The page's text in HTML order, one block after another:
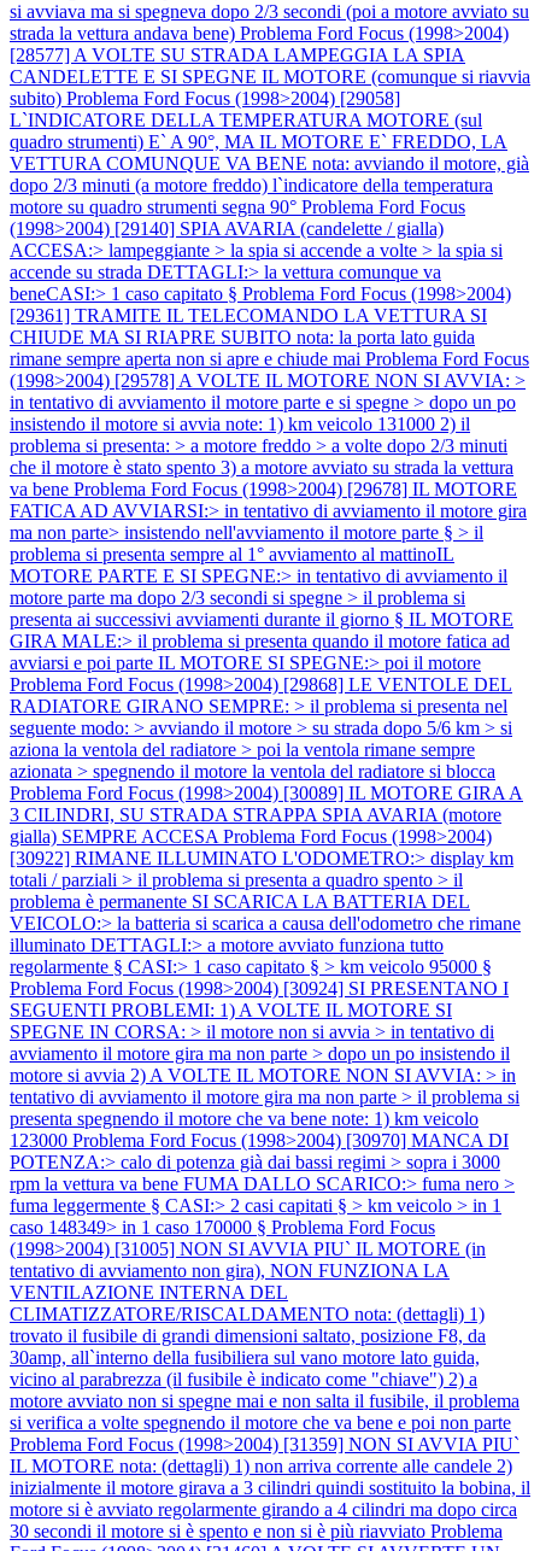
si avviava ma si spegneva dopo 2/3 secondi (poi a motore avviato su
strada la vettura andava bene) Problema Ford Focus (1998>2004)
[28577] A VOLTE SU STRADA LAMPEGGIA LA SPIA
CANDELETTE E SI SPEGNE IL MOTORE (comunque si riavvia
subito) Problema Ford Focus (1998>2004) [29058]
L`INDICATORE DELLA TEMPERATURA MOTORE (sul
quadro strumenti) E` A 90°, MA IL MOTORE E` FREDDO, LA
VETTURA COMUNQUE VA BENE nota: avviando il motore, già
dopo 2/3 minuti (a motore freddo) l`indicatore della temperatura
motore su quadro strumenti segna 90° Problema Ford Focus
(1998>2004) [29140] SPIA AVARIA (candelette / gialla)
ACCESA:> lampeggiante > la spia si accende a volte > la spia si
accende su strada DETTAGLI:> la vettura comunque va
beneCASI:> 1 caso capitato § Problema Ford Focus (1998>2004)
[29361] TRAMITE IL TELECOMANDO LA VETTURA SI
CHIUDE MA SI RIAPRE SUBITO nota: la porta lato guida
rimane sempre aperta non si apre e chiude mai Problema Ford Focus
(1998>2004) [29578] A VOLTE IL MOTORE NON SI AVVIA: >
in tentativo di avviamento il motore parte e si spegne > dopo un po
insistendo il motore si avvia note: 1) km veicolo 131000 2) il
problema si presenta: > a motore freddo > a volte dopo 2/3 minuti
che il motore è stato spento 3) a motore avviato su strada la vettura
va bene Problema Ford Focus (1998>2004) [29678] IL MOTORE
FATICA AD AVVIARSI:> in tentativo di avviamento il motore gira
ma non parte> insistendo nell'avviamento il motore parte § > il
problema si presenta sempre al 1° avviamento al mattinoIL
MOTORE PARTE E SI SPEGNE:> in tentativo di avviamento il
motore parte ma dopo 2/3 secondi si spegne > il problema si
presenta ai successivi avviamenti durante il giorno § IL MOTORE
GIRA MALE:> il problema si presenta quando il motore fatica ad
avviarsi e poi parte IL MOTORE SI SPEGNE:> poi il motore
Problema Ford Focus (1998>2004) [29868] LE VENTOLE DEL
RADIATORE GIRANO SEMPRE: > il problema si presenta nel
seguente modo: > avviando il motore > su strada dopo 5/6 km > si
aziona la ventola del radiatore > poi la ventola rimane sempre
azionata > spegnendo il motore la ventola del radiatore si blocca
Problema Ford Focus (1998>2004) [30089] IL MOTORE GIRA A
3 CILINDRI, SU STRADA STRAPPA SPIA AVARIA (motore
gialla) SEMPRE ACCESA Problema Ford Focus (1998>2004)
[30922] RIMANE ILLUMINATO L'ODOMETRO:> display km
totali / parziali > il problema si presenta a quadro spento > il
problema è permanente SI SCARICA LA BATTERIA DEL
VEICOLO:> la batteria si scarica a causa dell'odometro che rimane
illuminato DETTAGLI:> a motore avviato funziona tutto
regolarmente § CASI:> 1 caso capitato § > km veicolo 95000 §
Problema Ford Focus (1998>2004) [30924] SI PRESENTANO I
SEGUENTI PROBLEMI: 1) A VOLTE IL MOTORE SI
SPEGNE IN CORSA: > il motore non si avvia > in tentativo di
avviamento il motore gira ma non parte > dopo un po insistendo il
motore si avvia 2) A VOLTE IL MOTORE NON SI AVVIA: > in
tentativo di avviamento il motore gira ma non parte > il problema si
presenta spegnendo il motore che va bene note: 1) km veicolo
123000 Problema Ford Focus (1998>2004) [30970] MANCA DI
POTENZA:> calo di potenza già dai bassi regimi > sopra i 3000
rpm la vettura va bene FUMA DALLO SCARICO:> fuma nero >
fuma leggermente § CASI:> 2 casi capitati § > km veicolo > in 1
caso 148349> in 1 caso 170000 § Problema Ford Focus
(1998>2004) [31005] NON SI AVVIA PIU` IL MOTORE (in
tentativo di avviamento non gira), NON FUNZIONA LA
VENTILAZIONE INTERNA DEL
CLIMATIZZATORE/RISCALDAMENTO nota: (dettagli) 1)
trovato il fusibile di grandi dimensioni saltato, posizione F8, da
30amp, all`interno della fusibiliera sul vano motore lato guida,
vicino al parabrezza (il fusibile è indicato come "chiave") 2) a
motore avviato non si spegne mai e non salta il fusibile, il problema
si verifica a volte spegnendo il motore che va bene e poi non parte
Problema Ford Focus (1998>2004) [31359] NON SI AVVIA PIU`
IL MOTORE nota: (dettagli) 1) non arriva corrente alle candele 2)
inizialmente il motore girava a 3 cilindri quindi sostituito la bobina, il
motore si è avviato regolarmente girando a 4 cilindri ma dopo circa
30 secondi il motore si è spento e non si è più riavviato Problema